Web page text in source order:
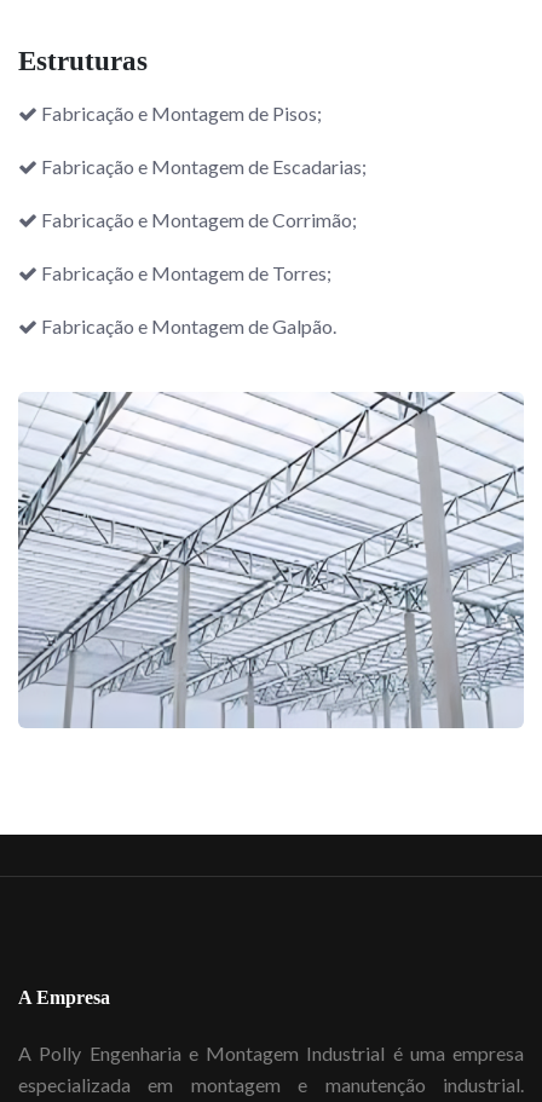
Estruturas
Fabricação e Montagem de Pisos;
Fabricação e Montagem de Escadarias;
Fabricação e Montagem de Corrimão;
Fabricação e Montagem de Torres;
Fabricação e Montagem de Galpão.
A Empresa
A Polly Engenharia e Montagem Industrial é uma empresa
especializada em montagem e manutenção industrial.